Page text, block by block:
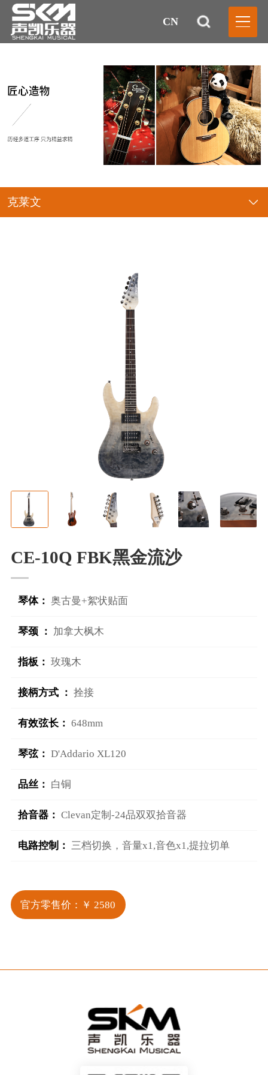
CN
克莱文
CE-10Q FBK黑金流沙
琴体： 奥古曼+絮状贴面
琴颈 ： 加拿大枫木
指板： 玫瑰木
接柄方式 ： 拴接
有效弦长： 648mm
琴弦： D'Addario XL120
品丝： 白铜
拾音器： Clevan定制-24品双双拾音器
电路控制： 三档切换，音量x1,音色x1,提拉切单
官方零售价：￥ 2580